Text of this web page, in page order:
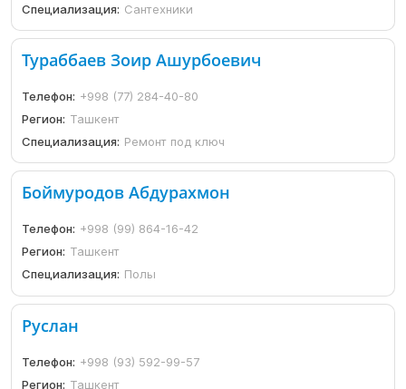
Специализация: Сантехники
Тураббаев Зоир Ашурбоевич
Телефон: +998 (77) 284-40-80
Регион: Ташкент
Специализация: Ремонт под ключ
Боймуродов Абдурахмон
Телефон: +998 (99) 864-16-42
Регион: Ташкент
Специализация: Полы
Руслан
Телефон: +998 (93) 592-99-57
Регион: Ташкент